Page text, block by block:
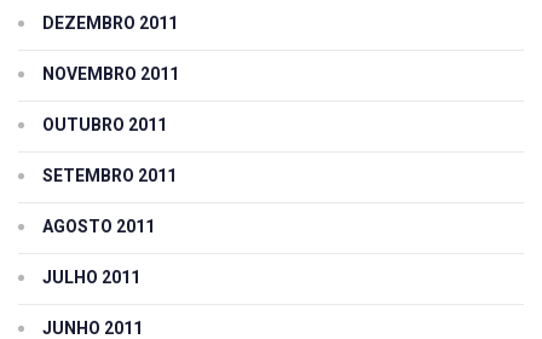
DEZEMBRO 2011
NOVEMBRO 2011
OUTUBRO 2011
SETEMBRO 2011
AGOSTO 2011
JULHO 2011
JUNHO 2011